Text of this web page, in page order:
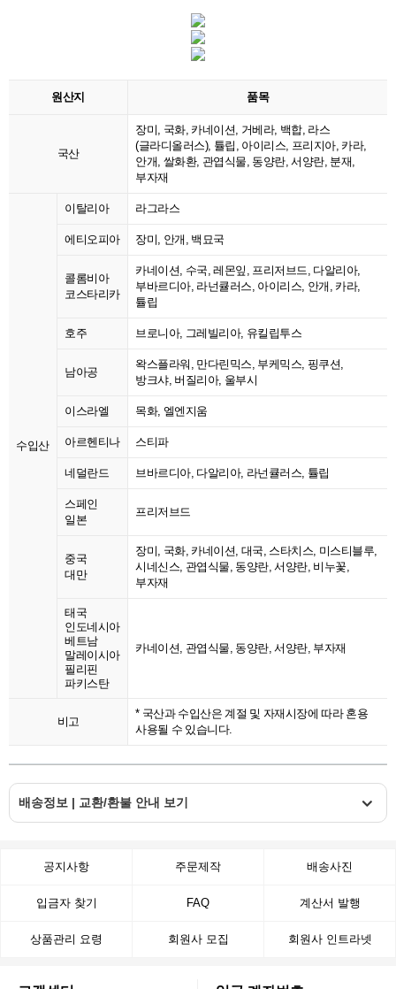
원산지 품목
국산
장미, 국화, 카네이션, 거베라, 백합, 라스
(글라디올러스), 튤립, 아이리스, 프리지아, 카라,
안개, 쌀화환, 관엽식물, 동양란, 서양란, 분재,
부자재
수입산
이탈리아 라그라스
에티오피아 장미, 안개, 백묘국
콜롬비아
코스타리카
카네이션, 수국, 레몬잎, 프리저브드, 다알리아,
부바르디아, 라넌큘러스, 아이리스, 안개, 카라,
튤립
호주 브로니아, 그레빌리아, 유킬립투스
남아공
왁스플라워, 만다린믹스, 부케믹스, 핑쿠션,
방크샤, 버질리아, 울부시
이스라엘 목화, 엘엔지움
아르헨티나 스티파
네덜란드 브바르디아, 다알리아, 라넌큘러스, 튤립
스페인
일본
프리저브드
중국
대만
장미, 국화, 카네이션, 대국, 스타치스, 미스티블루,
시네신스, 관엽식물, 동양란, 서양란, 비누꽃,
부자재
태국
인도네시아
베트남
말레이시아
필리핀
파키스탄
카네이션, 관엽식물, 동양란, 서양란, 부자재
비고
* 국산과 수입산은 계절 및 자재시장에 따라 혼용
사용될 수 있습니다.
배송정보 | 교환/환불 안내 보기
공지사항 주문제작 배송사진
입금자 찾기 FAQ 계산서 발행
상품관리 요령 회원사 모집 회원사 인트라넷